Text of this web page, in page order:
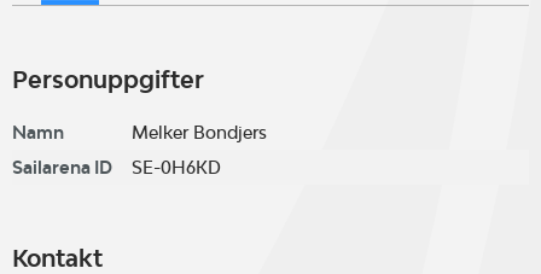
Personuppgifter
Namn
Melker Bondjers
Sailarena ID
SE-0H6KD
Kontakt